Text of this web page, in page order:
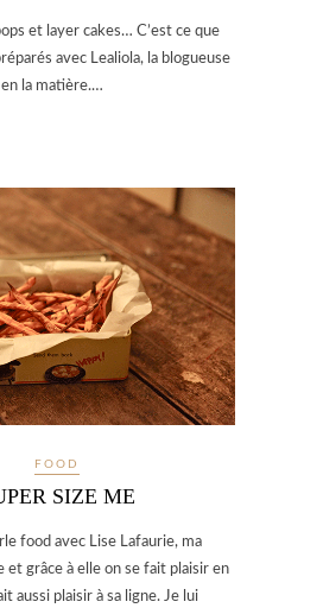
et layer cakes… C’est ce que
avec Lealiola, la blogueuse
la matière.…
FOOD
SIZE ME
food avec Lise Lafaurie, ma
grâce à elle on se fait plaisir en
aussi plaisir à sa ligne. Je lui